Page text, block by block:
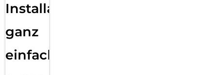
Installation
ganz
einfach